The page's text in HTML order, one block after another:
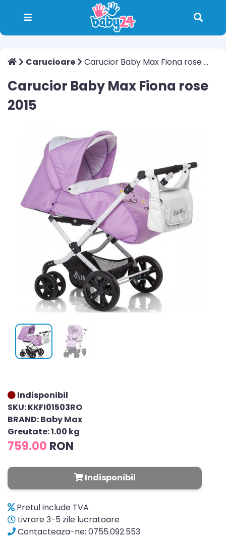
Carucioare Carucior Baby Max Fiona rose 2015
Carucior Baby Max Fiona rose
2015
Indisponibil
SKU: KKFI01503RO
BRAND: Baby Max
Greutate: 1.00 kg
759.00 RON
Indisponibil
Pretul include TVA
Livrare 3-5 zile lucratoare
Contacteaza-ne: 0755.092.553